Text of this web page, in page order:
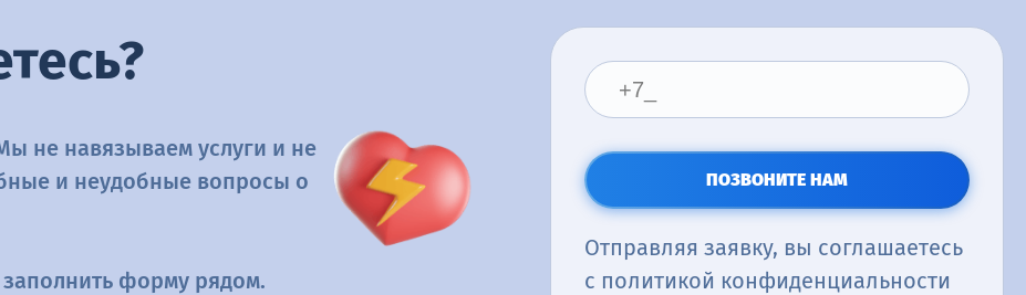
Ульяновск Хабаровск
Сургут Магнитогорск
Челябинск
Ярославль
не навязываем услуги и не
и неудобные вопросы о
форму рядом.
ПОЗВОНИТЕ НАМ
Отправляя заявку, вы соглашаетесь
с политикой конфиденциальности